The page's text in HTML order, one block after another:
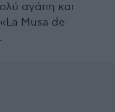
αγάπη και
Musa de